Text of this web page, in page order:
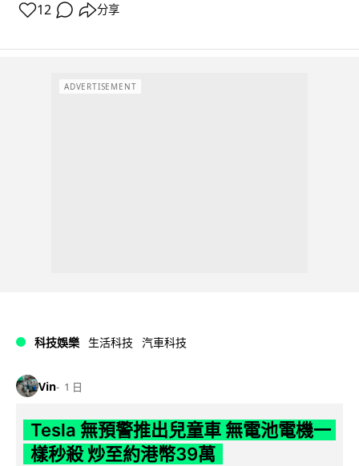
12 分享
ADVERTISEMENT
科技娛樂 生活科技 汽車科技
Vin 1 日
Tesla 無預警推出兒童車 無電池電機一
樣秒殺 炒至約港幣39萬